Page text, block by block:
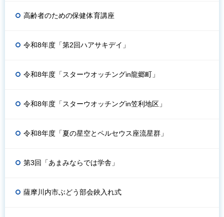
高齢者のための保健体育講座
令和8年度「第2回ハアサキデイ」
令和8年度「スターウオッチングin龍郷町」
令和8年度「スターウオッチングin笠利地区」
令和8年度「夏の星空とペルセウス座流星群」
第3回「あまみならでは学舎」
薩摩川内市ぶどう部会鋏入れ式